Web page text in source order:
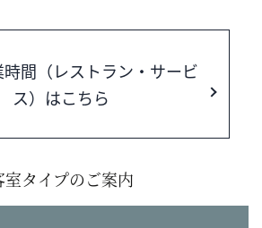
間（レストラン・サービ
ス）はこちら
室タイプのご案内